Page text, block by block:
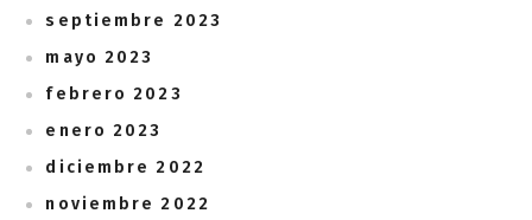
septiembre 2023
mayo 2023
febrero 2023
enero 2023
diciembre 2022
noviembre 2022